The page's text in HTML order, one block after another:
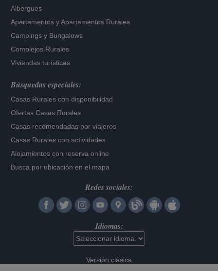
Albergues
Apartamentos yApartamentos Rurales
Campings y Bungalows
Complejos Rurales
Viviendas turísticas
Búsquedas especiales:
Casas Rurales con disponibilidad
Ofertas Casas Rurales
Casas recomendadas por viajeros
Casas Rurales con actividades
Alojamientos con reserva online
Busca por ubicación en el mapa
Redes sociales:
Idiomas:
Versión clásica